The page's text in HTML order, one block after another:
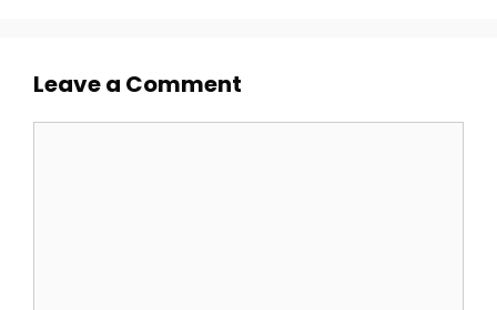
Leave a Comment